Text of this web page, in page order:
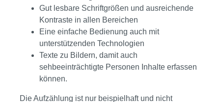
Gut lesbare Schriftgrößen und ausreichende
Kontraste in allen Bereichen
Eine einfache Bedienung auch mit
unterstützenden Technologien
Texte zu Bildern, damit auch
sehbeeinträchtigte Personen Inhalte erfassen
können.
Die Aufzählung ist nur beispielhaft und nicht